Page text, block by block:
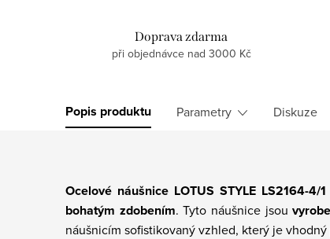
Doprava zdarma
při objednávce nad 3000 Kč
Popis produktu Parametry Diskuze
Ocelové náušnice LOTUS STYLE LS2164-4/1
bohatým zdobením. Tyto náušnice jsou
náušnicím sofistikovaný vzhled, který je